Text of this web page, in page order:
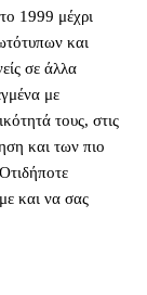
1999 μέχρι
και
σε άλλα
με
τους, στις
και των πιο
και να σας